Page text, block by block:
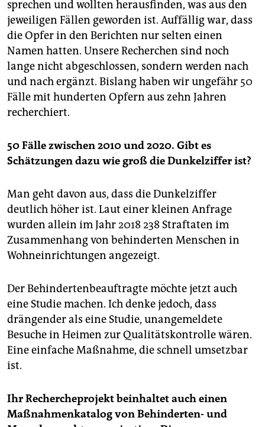
sprechen und wollten herausfinden, was aus den
jeweiligen Fällen geworden ist. Auffällig war, dass
die Opfer in den Berichten nur selten einen
Namen hatten. Unsere Recherchen sind noch
lange nicht abgeschlossen, sondern werden nach
und nach ergänzt. Bislang haben wir ungefähr 50
Fälle mit hunderten Opfern aus zehn Jahren
recherchiert.
50 Fälle zwischen 2010 und 2020. Gibt es
Schätzungen dazu wie groß die Dunkelziffer ist?
Man geht davon aus, dass die Dunkelziffer
deutlich höher ist. Laut einer kleinen Anfrage
wurden allein im Jahr 2018 238 Straftaten im
Zusammenhang von behinderten Menschen in
Wohneinrichtungen angezeigt.
Der Behindertenbeauftragte möchte jetzt auch
eine Studie machen. Ich denke jedoch, dass
drängender als eine Studie, unangemeldete
Besuche in Heimen zur Qualitätskontrolle wären.
Eine einfache Maßnahme, die schnell umsetzbar
ist.
Ihr Rechercheprojekt beinhaltet auch einen
Maßnahmenkatalog von Behinderten- und